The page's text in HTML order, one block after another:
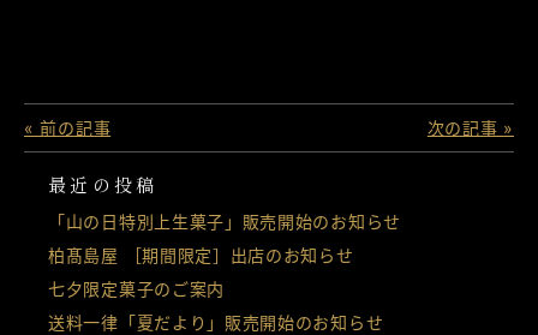
最近の投稿
「山の日特別上生菓子」販売開始のお知らせ
柏髙島屋 ［期間限定］出店のお知らせ
七夕限定菓子のご案内
送料一律「夏だより」販売開始のお知らせ
« 前の記事 次の記事 »